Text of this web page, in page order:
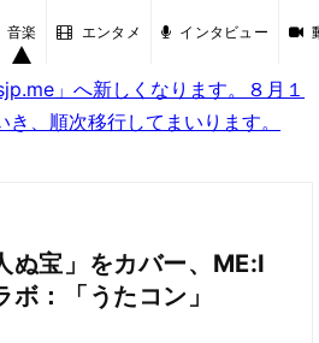
音楽 エンタメ インタビュー
」へ新しくなります。８月１
、順次移行してまいります。
ぬ宝」をカバー、ME:I
：「うたコン」